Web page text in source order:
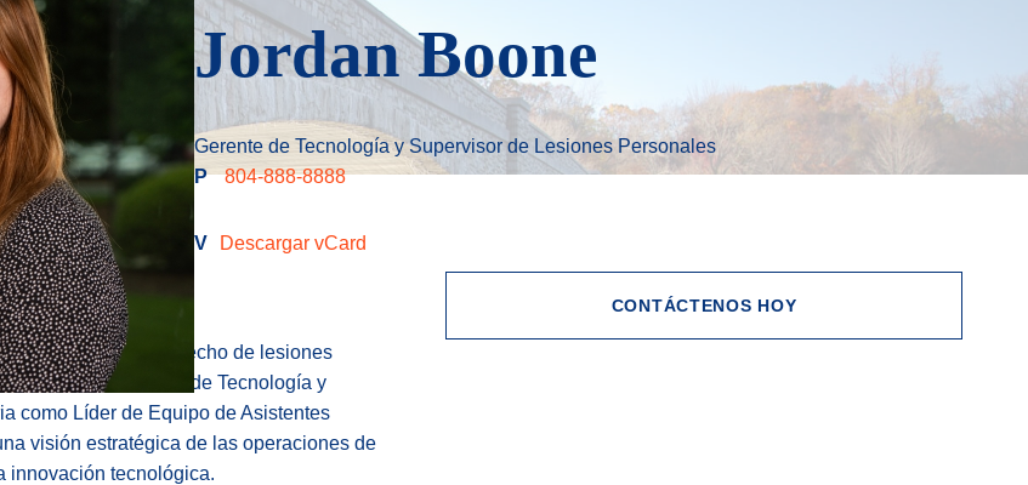
Jordan Boone
Gerente de Tecnología y Supervisor de Lesiones Personales
P 804-888-8888
V Descargar vCard
experiencia en derecho de lesiones
como Gerente de Tecnología y
como Líder de Equipo de Asistentes
visión estratégica de las operaciones de
innovación tecnológica.
CONTÁCTENOS HOY